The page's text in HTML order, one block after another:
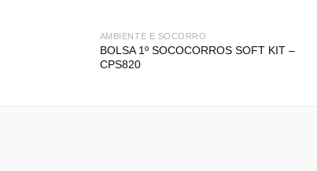
AMBIENTE E SOCORRO
BOLSA 1º SOCOCORROS SOFT KIT –
CPS820